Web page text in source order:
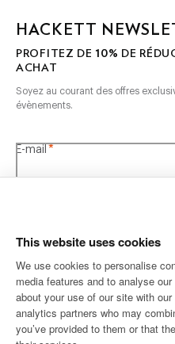
This website uses cookies
We use cookies to personalise
media features and to analyse
about your use of our site with
analytics partners who may
you’ve provided to them or that
HACKETT
PROFITEZ DE 10% DE
ACHAT
Soyez au courant des offres
évènements.
E-mail *
ADRESSE POSTALE
France Modifier